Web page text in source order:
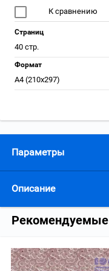
К сравнению
Страниц
40 стр.
Формат
А4 (210x297)
Параметры
Описание
Рекомендуемые